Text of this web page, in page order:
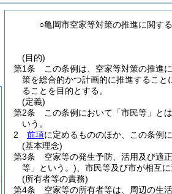
○亀岡市空家等対策の推進に関す
(目的)
第1条
この条例は、空家等対策の推進
策を総合的かつ計画的に推進するこ
ることを目的とする。
(定義)
第2条
この条例において「市民等」と
いう。
2
前項に定めるもののほか、この条例
(基本理念)
第3条
空家等の発生予防、活用及び適
等」という。) 、市民等及び市が相互
(所有者等の責務)
第4条
空家等の所有者等は、周辺の生